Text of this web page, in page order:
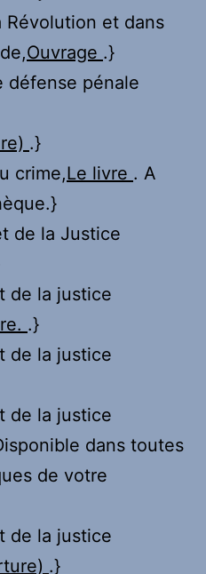
Révolution et dans
Ouvrage .}
défense pénale
.}
crime,Le livre . A
de la Justice
de la justice
.}
de la justice
de la justice
dans toutes
de votre
de la justice
.}